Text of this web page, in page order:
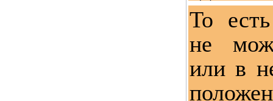
То
не
или в